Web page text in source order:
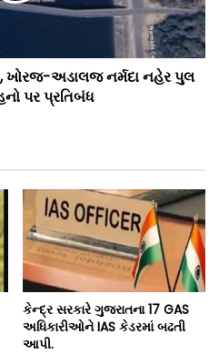
ખોરજ-અડાલજ નર્મદા નહેર પુલ
પર પ્રતિબંધ
કેન્દ્ર સરકારે ગુજરાતના 17 GAS
અધિકારીઓને IAS કેડરમાં બઢતી
આપી.